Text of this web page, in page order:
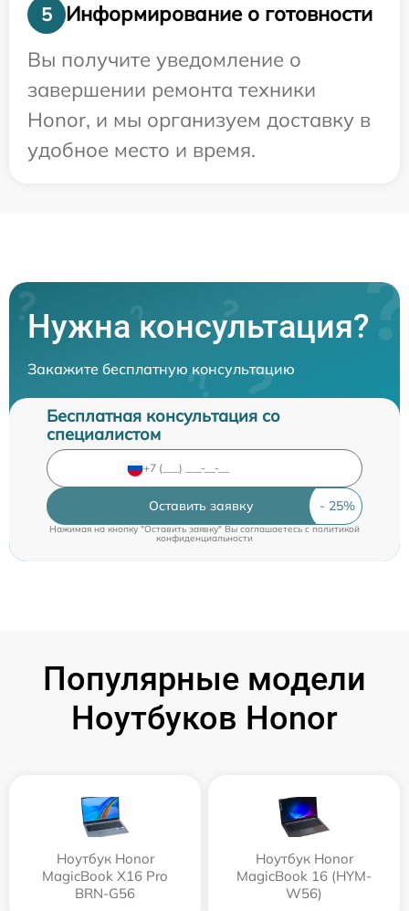
5
Информирование о готовности
Вы получите уведомление о
завершении ремонта техники
Honor, и мы организуем доставку в
удобное место и время.
Нужна консультация?
Закажите бесплатную консультацию
Бесплатная консультация со
специалистом
Оставить заявку
Нажимая на кнопку "Оставить заявку" Вы соглашаетесь cполитикой
конфиденциальности
Популярные модели
Ноутбуков Honor
Ноутбук Honor
MagicBook X16 Pro
BRN-G56
Ноутбук Honor
MagicBook 16 (HYM-
W56)